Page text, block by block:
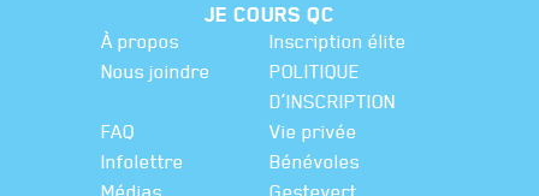
JE COURS QC
À propos
Inscription élite
Nous joindre
POLITIQUE
D’INSCRIPTION
FAQ
Vie privée
Infolettre
Bénévoles
Médias
Gestevert